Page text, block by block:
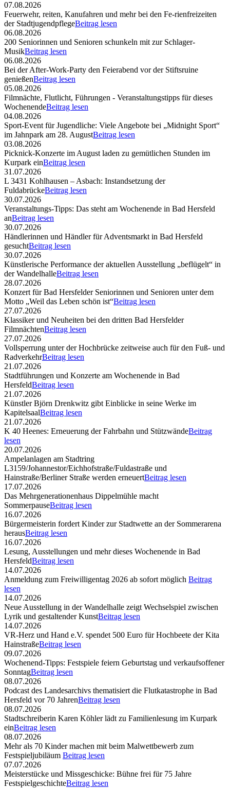
07.08.2026
Feuerwehr, reiten, Kanufahren und mehr bei den Fe-rienfreizeiten
der StadtjugendpflegeBeitrag lesen
06.08.2026
200 Seniorinnen und Senioren schunkeln mit zur Schlager-
MusikBeitrag lesen
06.08.2026
Bei der After-Work-Party den Feierabend vor der Stiftsruine
genießenBeitrag lesen
05.08.2026
Filmnächte, Flutlicht, Führungen - Veranstaltungstipps für dieses
WochenendeBeitrag lesen
04.08.2026
Sport-Event für Jugendliche: Viele Angebote bei „Midnight Sport“
im Jahnpark am 28. AugustBeitrag lesen
03.08.2026
Picknick-Konzerte im August laden zu gemütlichen Stunden im
Kurpark einBeitrag lesen
31.07.2026
L 3431 Kohlhausen – Asbach: Instandsetzung der
FuldabrückeBeitrag lesen
30.07.2026
Veranstaltungs-Tipps: Das steht am Wochenende in Bad Hersfeld
anBeitrag lesen
30.07.2026
Händlerinnen und Händler für Adventsmarkt in Bad Hersfeld
gesuchtBeitrag lesen
30.07.2026
Künstlerische Performance der aktuellen Ausstellung „beflügelt“ in
der WandelhalleBeitrag lesen
28.07.2026
Konzert für Bad Hersfelder Seniorinnen und Senioren unter dem
Motto „Weil das Leben schön ist“Beitrag lesen
27.07.2026
Klassiker und Neuheiten bei den dritten Bad Hersfelder
FilmnächtenBeitrag lesen
27.07.2026
Vollsperrung unter der Hochbrücke zeitweise auch für den Fuß- und
RadverkehrBeitrag lesen
21.07.2026
Stadtführungen und Konzerte am Wochenende in Bad
HersfeldBeitrag lesen
21.07.2026
Künstler Björn Drenkwitz gibt Einblicke in seine Werke im
KapitelsaalBeitrag lesen
21.07.2026
K 40 Heenes: Erneuerung der Fahrbahn und StützwändeBeitrag
lesen
20.07.2026
Ampelanlagen am Stadtring
L3159/Johannestor/Eichhofstraße/Fuldastraße und
Hainstraße/Berliner Straße werden erneuertBeitrag lesen
17.07.2026
Das Mehrgenerationenhaus Dippelmühle macht
SommerpauseBeitrag lesen
16.07.2026
Bürgermeisterin fordert Kinder zur Stadtwette an der Sommerarena
herausBeitrag lesen
16.07.2026
Lesung, Ausstellungen und mehr dieses Wochenende in Bad
HersfeldBeitrag lesen
14.07.2026
Anmeldung zum Freiwilligentag 2026 ab sofort möglich Beitrag
lesen
14.07.2026
Neue Ausstellung in der Wandelhalle zeigt Wechselspiel zwischen
Lyrik und gestaltender KunstBeitrag lesen
14.07.2026
VR-Herz und Hand e.V. spendet 500 Euro für Hochbeete der Kita
HainstraßeBeitrag lesen
09.07.2026
Wochenend-Tipps: Festspiele feiern Geburtstag und verkaufsoffener
SonntagBeitrag lesen
08.07.2026
Podcast des Landesarchivs thematisiert die Flutkatastrophe in Bad
Hersfeld vor 70 JahrenBeitrag lesen
08.07.2026
Stadtschreiberin Karen Köhler lädt zu Familienlesung im Kurpark
einBeitrag lesen
08.07.2026
Mehr als 70 Kinder machen mit beim Malwettbewerb zum
Festspieljubiläum Beitrag lesen
07.07.2026
Meisterstücke und Missgeschicke: Bühne frei für 75 Jahre
FestspielgeschichteBeitrag lesen